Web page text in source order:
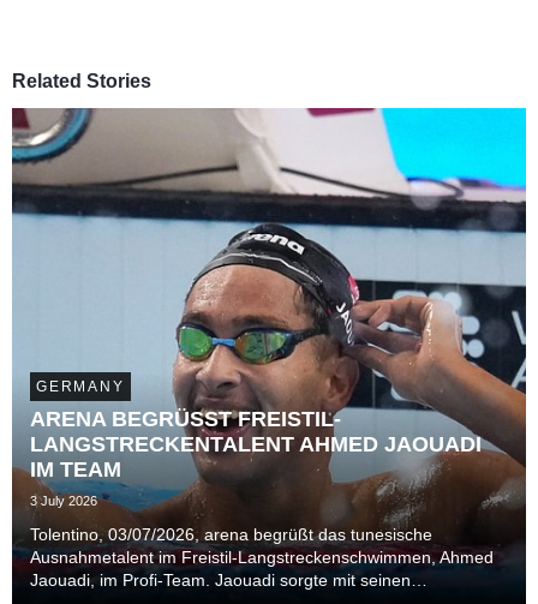
Related Stories
GERMANY
ARENA BEGRÜSST FREISTIL-
LANGSTRECKENTALENT AHMED JAOUADI
IM TEAM
3 July 2026
Tolentino, 03/07/2026, arena begrüßt das tunesische
Ausnahmetalent im Freistil-Langstreckenschwimmen, Ahmed
Jaouadi, im Profi-Team. Jaouadi sorgte mit seinen